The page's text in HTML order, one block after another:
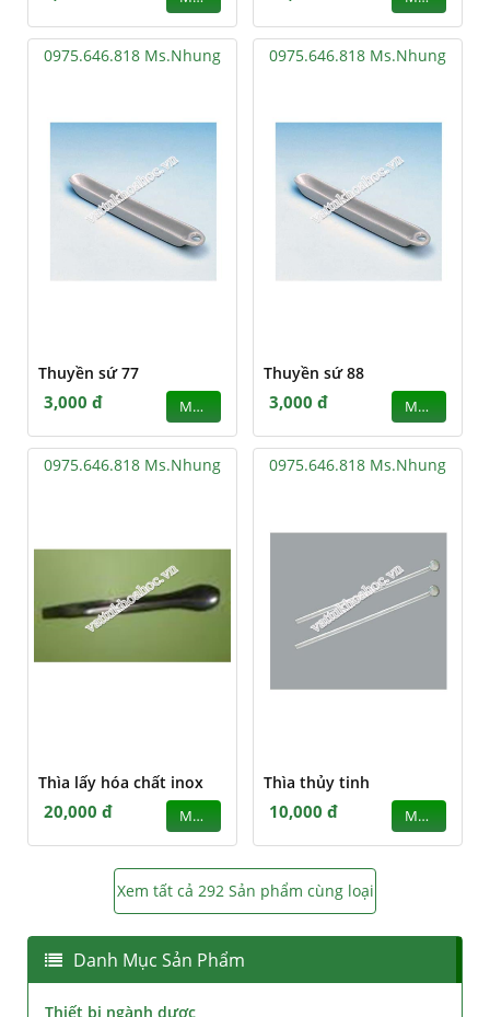
0975.646.818 Ms.Nhung
Thuyền sứ 77
3,000 đ MUA
0975.646.818 Ms.Nhung
Thuyền sứ 88
3,000 đ MUA
0975.646.818 Ms.Nhung
Thìa lấy hóa chất inox
20,000 đ MUA
0975.646.818 Ms.Nhung
Thìa thủy tinh
10,000 đ MUA
Xem tất cả 292 Sản phẩm cùng loại
Danh Mục Sản Phẩm
Thiết bị ngành dược